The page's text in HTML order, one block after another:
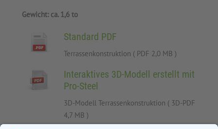
Gewicht: ca. 1,6 to
Standard PDF
Terrassenkonstruktion ( PDF 2,0 MB )
Interaktives 3D-Modell erstellt mit
Pro-Steel
3D-Modell Terrassenkonstruktion ( 3D-PDF
4,7 MB )